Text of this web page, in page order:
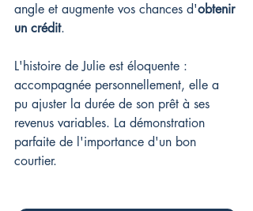
angle et augmente vos chances d'obtenir
un crédit.
L'histoire de Julie est éloquente :
accompagnée personnellement, elle a
pu ajuster la durée de son prêt à ses
revenus variables. La démonstration
parfaite de l'importance d'un bon
courtier.